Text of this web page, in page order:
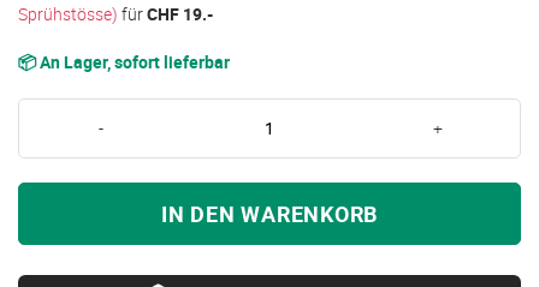
Sprühstösse) fürCHF 19.-
📦 An Lager, sofort lieferbar
- +
IN DEN WARENKORB